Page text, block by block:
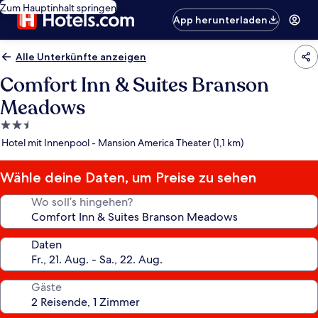
Zum Hauptinhalt springen
App herunterladen
Alle Unterkünfte anzeigen
Comfort Inn & Suites Branson
Meadows
2.5-
Sterne-
Hotel mit Innenpool - Mansion America Theater (1,1 km)
Wähle deine Daten, um Preise zu sehen
Wo soll’s hingehen?
Daten
Gäste